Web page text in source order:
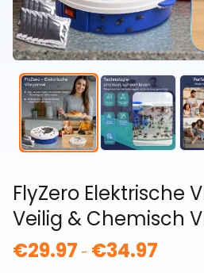
FlyZero Elektrische
Veilig & Chemisch
€29.97 - €34.97